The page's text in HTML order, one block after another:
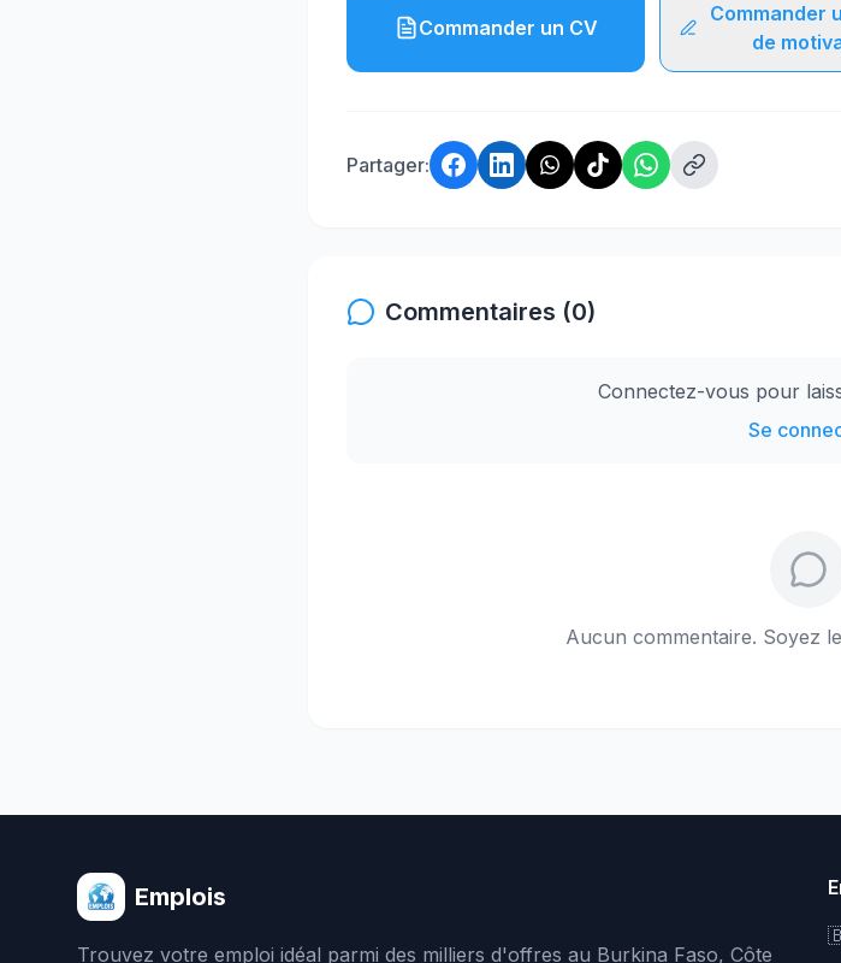
Commander un CV
Commander
de
Partager:
Commentaires (0)
Connectez-vous pour
Se
Aucun commentaire. Soyez
Emplois
Trouvez votre emploi idéal parmi des milliers d'offres au Burkina Faso, Côte